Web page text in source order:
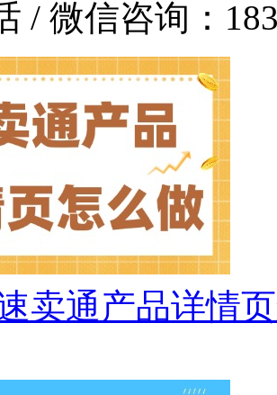
/ 微信咨询：
卖通产品详情